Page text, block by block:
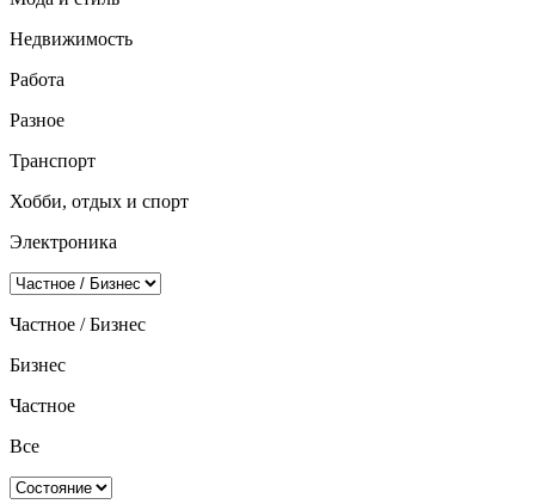
Недвижимость
Работа
Разное
Транспорт
Хобби, отдых и спорт
Электроника
Частное / Бизнес
Бизнес
Частное
Все